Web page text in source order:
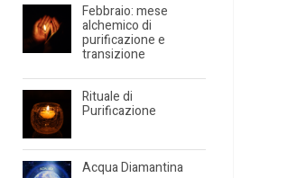
Febbraio: mese
alchemico di
purificazione e
transizione
Rituale di
Purificazione
Acqua Diamantina